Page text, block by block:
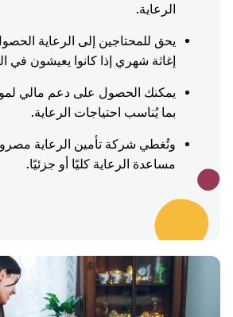
الرعاية.
يحق للمحتاجين إلى الرعاية
إغاثة شهري إذا كانوا يعيشون في
يمكنك الحصول على دعم مالي
بما يُناسب احتياجات الرعاية.
وتُغطي شركة تأمين الرعاية
مساعدة الرعاية كليًا أو جزئيًا.